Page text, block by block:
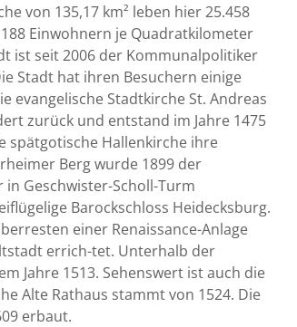
von 135,17 km² leben hier 25.458
Einwohnern je Quadratkilometer
ist seit 2006 der Kommunalpolitiker
Stadt hat ihren Besuchern einige
evangelische Stadtkirche St. Andreas
zurück und entstand im Jahre 1475
spätgotische Hallenkirche ihre
Berg wurde 1899 der
Geschwister-Scholl-Turm
Barockschloss Heidecksburg.
einer Renaissance-Anlage
errich-tet. Unterhalb der
Jahre 1513. Sehenswert ist auch die
Alte Rathaus stammt von 1524. Die
erbaut.